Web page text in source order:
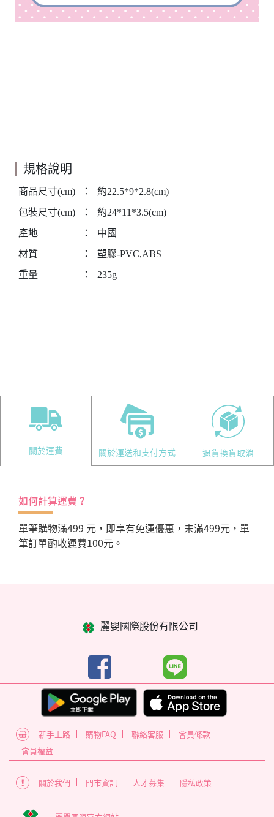
規格說明
商品尺寸(cm) ：
約22.5*9*2.8(cm)
包裝尺寸(cm)
：
約24*11*3.5(cm)
產地
：
中國
材質
：
塑膠-PVC,ABS
重量
： 235g
關於運費 關於運送和支付方式 退貨換貨取消
如何計算運費？
單筆購物滿499 元，即享有免運優惠，未滿499元，單
筆訂單酌收運費100元。
麗嬰國際股份有限公司
新手上路 購物FAQ 聯絡客服
會員條款
會員權益
關於我們 門市資訊 人才募集 隱私政策